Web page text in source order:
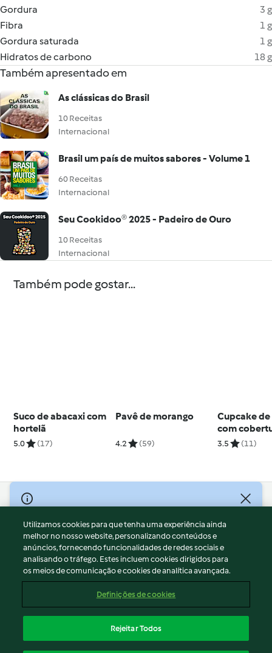
Gordura
3 g
Fibra
1 g
Gordura saturada
1 g
Hidratos de carbono
18 g
Também apresentado em
As clássicas do Brasil
10 Receitas
Internacional
Brasil um país de muitos sabores - Volume 1
60 Receitas
Internacional
Seu Cookidoo® 2025 - Padeiro de Ouro
10 Receitas
Internacional
Também pode gostar...
Suco de abacaxi com
hortelã
5.0 (17)
Pavê de morango
4.2 (59)
Cupcake
com
chocolate
3.5 (11)
© Copyright 2026
Termos de Utilização
Aviso sobre Proteção de Dados
Aviso
Apoio legal
Conteúdo do relatório
Declaração de acessibilidade
Utilizamos cookies para que tenha uma experiência ainda
melhor no nosso website, personalizando conteúdos e
anúncios, fornecendo funcionalidades de redes sociais e
analisando o tráfego. Estes incluem cookies dirigidos para
os meios de comunicação e cookies de analítica avançada.
Definições de cookies
Rejeitar Todos